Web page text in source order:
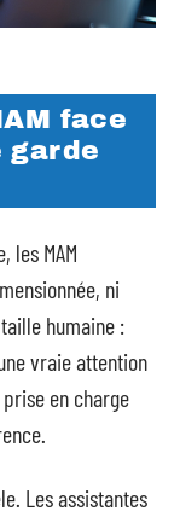
face
garde
les MAM
ni
humaine :
vraie attention
en charge
Les assistantes